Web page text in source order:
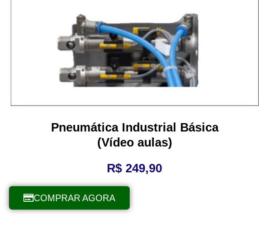
Pneumática Industrial Básica
(Vídeo aulas)
R$ 249,90
COMPRAR AGORA